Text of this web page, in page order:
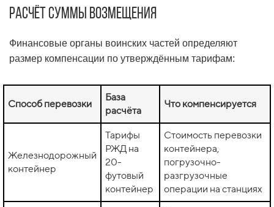
Расчёт суммы возмещения
Финансовые органы воинских частей определяют
размер компенсации по утверждённым тарифам:
Способ перевозки
База
расчёта
Что компенсируется
Железнодорожный
контейнер
Тарифы
РЖД на
20-
футовый
контейнер
Стоимость перевозки
контейнера,
погрузочно-
разгрузочные
операции на станциях